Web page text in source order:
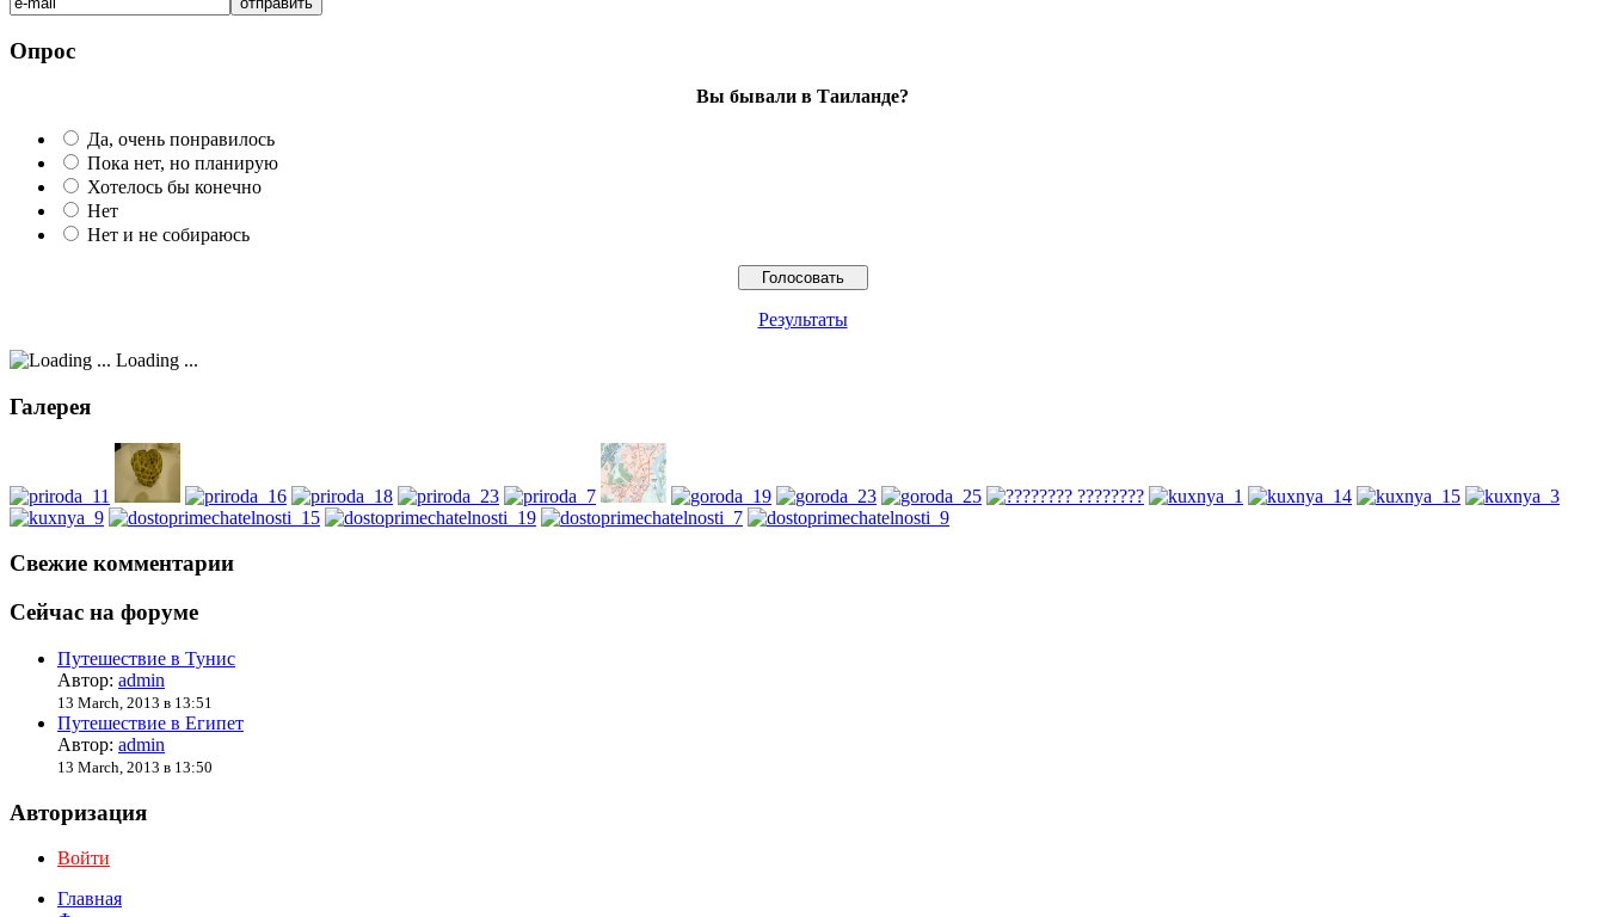
Опрос
Вы бывали в Таиланде?
Да, очень понравилось
Пока нет, но планирую
Хотелось бы конечно
Нет
Нет и не собираюсь
Результаты
Loading ...
Галерея
Свежие комментарии
Сейчас на форуме
Путешествие в Тунис
Автор: admin
13 March, 2013 в 13:51
Путешествие в Египет
Автор: admin
13 March, 2013 в 13:50
Авторизация
Войти
Главная